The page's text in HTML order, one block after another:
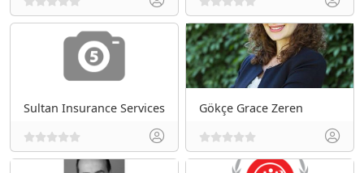
Sultan Insurance Services Gökçe Grace Zeren